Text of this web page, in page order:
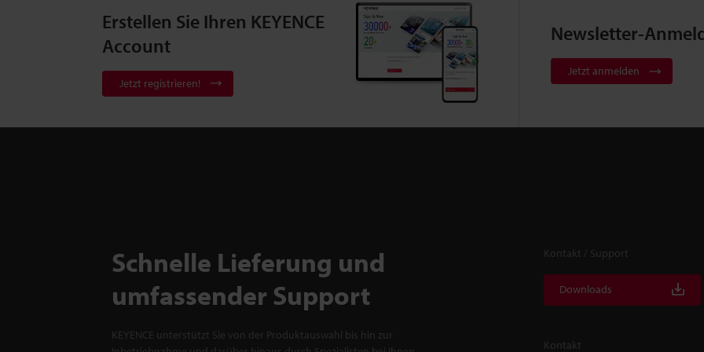
Erstellen Sie Ihren KEYENCE
Account
Jetzt registrieren!
Newsletter-
Jetzt anmelden
Schnelle Lieferung und
umfassender Support
KEYENCE unterstützt Sie von der Produktauswahl bis hin zur
Kontakt / Support
Downloads
Kontakt